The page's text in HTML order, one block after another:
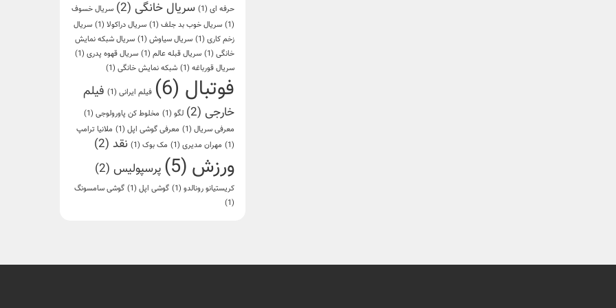
حرفه ای (1) سریال خانگی (2)
سریال خسوف
(1)
سریال خوب بد جلف (1) سریال دراکولا (1)
سریال
زخم کاری (1) سریال سیاوش (1)
سریال شبکه نمایش
خانگی (1) سریال قبله عالم (1) سریال قهوه پدری (1)
سریال قورباغه (1) شبکه نمایش خانگی (1)
فوتبال (6) فیلم ایرانی (1)
فیلم
خارجی (2) لگو (1) مخلوط کن پاورولوجی (1)
معرفی سریال (1) معرفی گوشی اپل (1)
ملانیا ترامپ
(1)
مهران مدیری (1) مک بوک (1) نقد (2)
ورزش (5) پرسپولیس (2)
کریستیانو رونالدو (1) گوشی اپل (1)
گوشی سامسونگ
(1)